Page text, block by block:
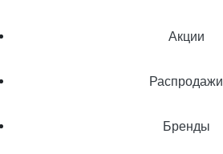
Акции
Распродажи
Бренды